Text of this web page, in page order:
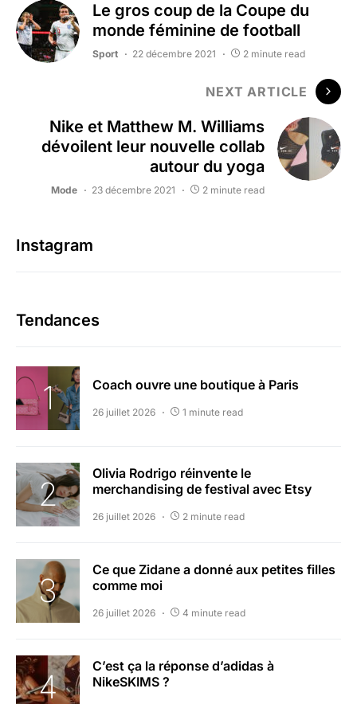
Le gros coup de la Coupe du
monde féminine de football
Sport 22 décembre 2021 2 minute read
NEXT ARTICLE
Nike et Matthew M. Williams
dévoilent leur nouvelle collab
autour du yoga
Mode 23 décembre 2021 2 minute read
Instagram
Tendances
Coach ouvre une boutique à Paris
26 juillet 2026 1 minute read
Olivia Rodrigo réinvente le
merchandising de festival avec Etsy
26 juillet 2026 2 minute read
Ce que Zidane a donné aux petites filles
comme moi
26 juillet 2026 4 minute read
C’est ça la réponse d’adidas à
NikeSKIMS ?